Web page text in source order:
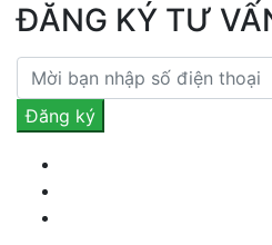
ĐĂNG KÝ TƯ